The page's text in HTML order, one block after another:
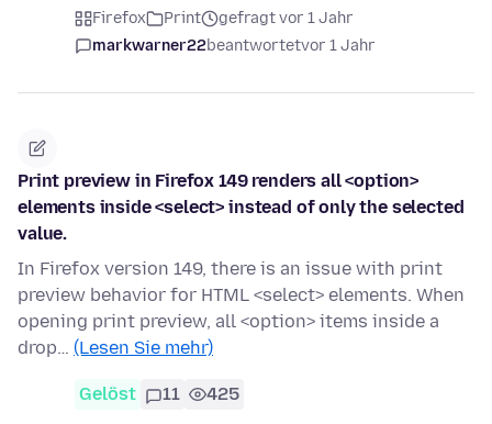
Firefox Print
gefragt vor 1 Jahr
markwarner22beantwortetvor 1 Jahr
Print preview in Firefox 149 renders all <option>
elements inside <select> instead of only the selected
value.
In Firefox version 149, there is an issue with print
preview behavior for HTML <select> elements. When
opening print preview, all <option> items inside a
drop… (Lesen Sie mehr)
Gelöst 11 425